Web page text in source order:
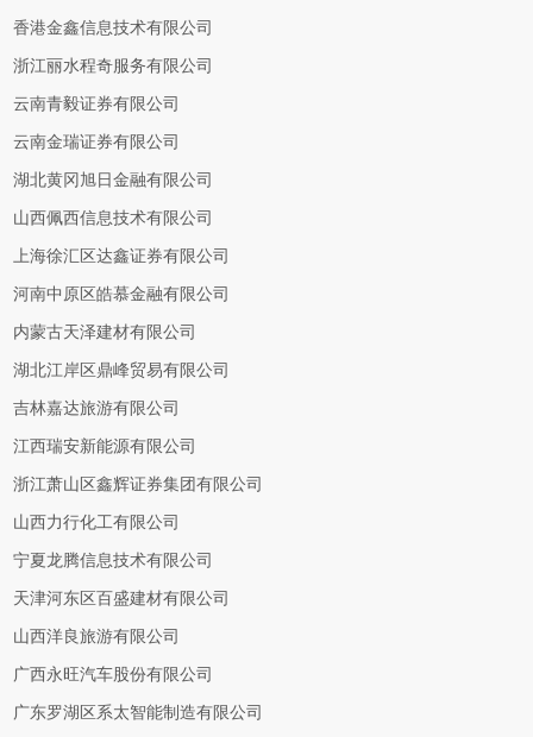
香港金鑫信息技术有限公司
浙江丽水程奇服务有限公司
云南青毅证券有限公司
云南金瑞证券有限公司
湖北黄冈旭日金融有限公司
山西佩西信息技术有限公司
上海徐汇区达鑫证券有限公司
河南中原区皓慕金融有限公司
内蒙古天泽建材有限公司
湖北江岸区鼎峰贸易有限公司
吉林嘉达旅游有限公司
江西瑞安新能源有限公司
浙江萧山区鑫辉证券集团有限公司
山西力行化工有限公司
宁夏龙腾信息技术有限公司
天津河东区百盛建材有限公司
山西洋良旅游有限公司
广西永旺汽车股份有限公司
广东罗湖区系太智能制造有限公司